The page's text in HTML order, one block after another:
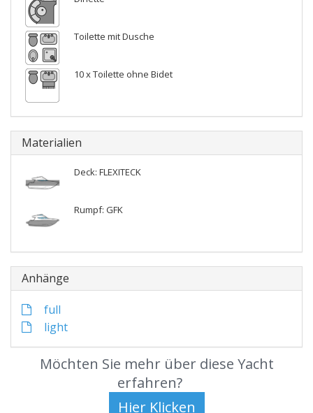
Toilette mit Dusche
10 x Toilette ohne Bidet
Materialien
Deck: FLEXITECK
Rumpf: GFK
Anhänge
full
light
Möchten Sie mehr über diese Yacht
erfahren?